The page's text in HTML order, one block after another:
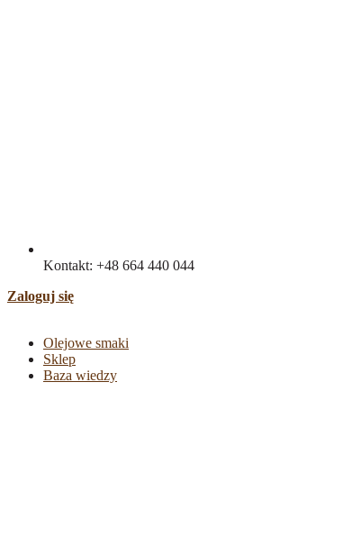
Kontakt: +48 664 440 044
Zaloguj się
Olejowe smaki
Sklep
Baza wiedzy